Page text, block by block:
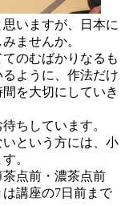
いますが、日本に
ませんか。
のむばかりなるも
ように、作法だけ
を大切にしていき
ちしています。
という方には、小
。
茶点前・濃茶点前
講座の7日前まで